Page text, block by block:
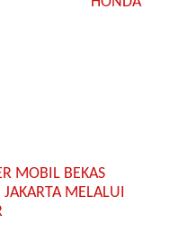
MOBIL BEKAS
MELALUI